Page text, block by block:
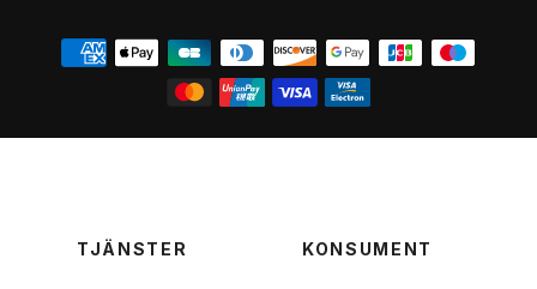
TJÄNSTER KONSUMENT